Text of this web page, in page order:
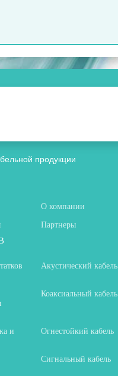
продукции
О компании
Партнеры
Акустический кабель
Коаксиальный кабель
и
Огнестойкий кабель
Сигнальный кабель